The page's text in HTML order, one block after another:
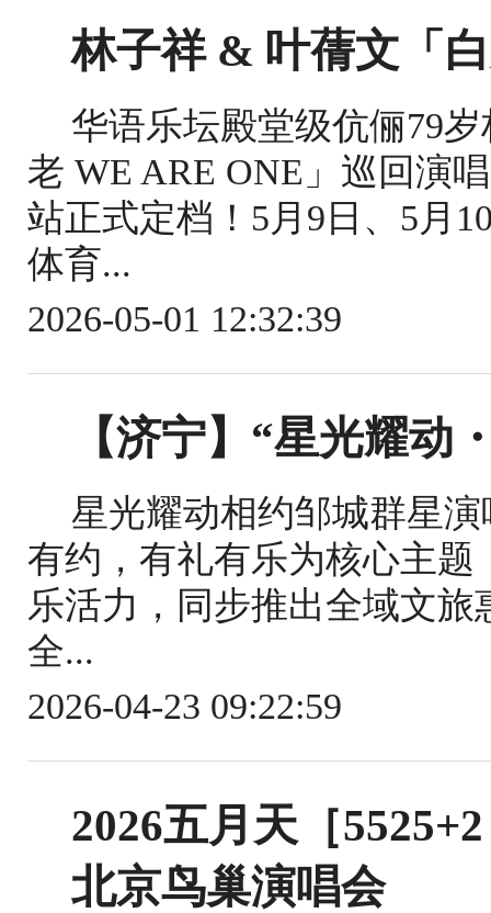
林子祥 & 叶蒨文「
华语乐坛殿堂级伉俪79
老 WE ARE ONE」巡回演
站正式定档！5月9日、5月
体育...
2026-05-01 12:32:39
【济宁】“星光耀动
星光耀动相约邹城群星
有约，有礼有乐为核心主
乐活力，同步推出全域文
全...
2026-04-23 09:22:59
2026五月天［
北京鸟巢演唱会